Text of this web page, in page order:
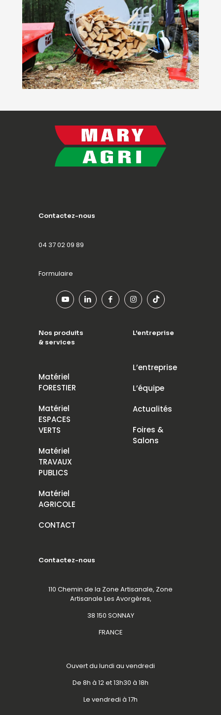
Contactez-nous
04 37 02 09 89
Formulaire
Nos produits
& services
Matériel
FORESTIER
Matériel
ESPACES
VERTS
Matériel
TRAVAUX
PUBLICS
Matériel
AGRICOLE
CONTACT
L'entreprise
L’entreprise
L’équipe
Actualités
Foires &
Salons
Contactez-nous
110 Chemin de la Zone Artisanale, Zone
Artisanale Les Avorgères,
38 150 SONNAY
FRANCE
Ouvert du lundi au vendredi
De 8h à 12 et 13h30 à 18h
Le vendredi à 17h